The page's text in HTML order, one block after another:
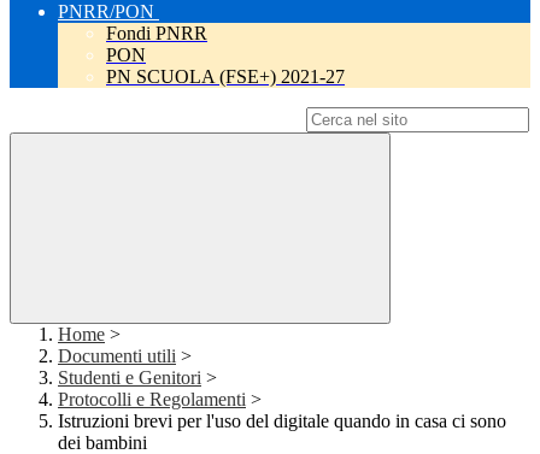
PNRR/PON
Fondi PNRR
PON
PN SCUOLA (FSE+) 2021-27
Home >
Documenti utili >
Studenti e Genitori >
Protocolli e Regolamenti >
Istruzioni brevi per l'uso del digitale quando in casa ci sono
dei bambini